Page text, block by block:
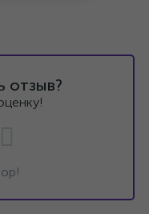
отзыв?